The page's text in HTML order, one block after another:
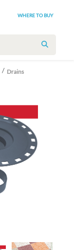
WHERE TO BUY
SEARCH
Drains